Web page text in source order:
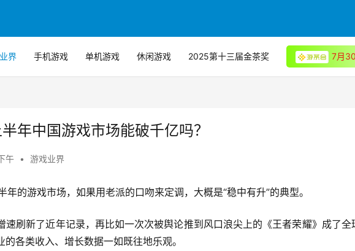
界 手机游戏 单机游戏 休闲游戏 2025第十三届金茶奖 7月
年中国游戏市场能破千亿吗？
午 • 游戏业界
游戏市场，如果用老派的口吻来定调，大概是“稳中有升”的典型。
刷新了近年记录，再比如一次次被舆论推到风口浪尖上的《王者荣耀》成了全
各类收入、增长数据一如既往地乐观。